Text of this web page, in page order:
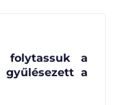
folytassuk a
gyűlésezett a